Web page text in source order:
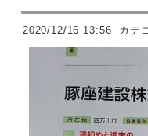
2020/12/16 13:56 カテ